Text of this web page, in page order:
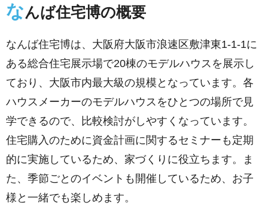
キ
プ
なんば住宅博の概要
なんば住宅博は、大阪府大阪市浪速区敷津東1-1-1に
ある総合住宅展示場で20棟のモデルハウスを展示し
ており、大阪市内最大級の規模となっています。各
ハウスメーカーのモデルハウスをひとつの場所で見
学できるので、比較検討がしやすくなっています。
住宅購入のために資金計画に関するセミナーも定期
的に実施しているため、家づくりに役立ちます。ま
た、季節ごとのイベントも開催しているため、お子
様と一緒でも楽しめます。